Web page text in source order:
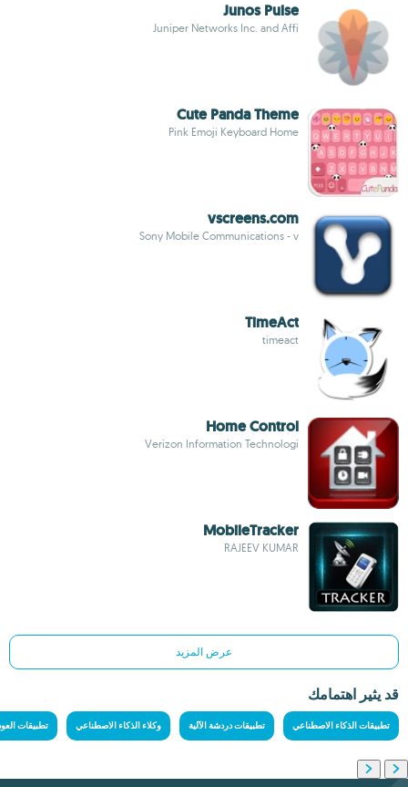
Junos Pulse
Juniper Networks Inc. and Affi
Cute Panda Theme
Pink Emoji Keyboard Home
vscreens.com
Sony Mobile Communications - v
TimeAct
timeact
Home Control
Verizon Information Technologi
MobileTracker
RAJEEV KUMAR
عرض المزيد
قد يثير اهتمامك
تطبيقات الذكاء الاصطناعي تطبيقات دردشة الآلية وكلاء الذكاء الاصطناعي تطبيقات